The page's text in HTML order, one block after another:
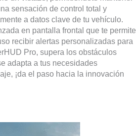
sensación de control total y
a datos clave de tu vehículo.
en pantalla frontal que te permite
recibir alertas personalizadas para
Pro, supera los obstáculos
adapta a tus necesidades
¡da el paso hacia la innovación